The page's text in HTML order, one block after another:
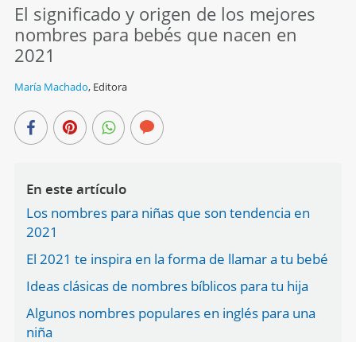
El significado y origen de los mejores
nombres para bebés que nacen en
2021
María Machado, Editora
En este artículo
Los nombres para niñas que son tendencia en
2021
El 2021 te inspira en la forma de llamar a tu bebé
Ideas clásicas de nombres bíblicos para tu hija
Algunos nombres populares en inglés para una
niña